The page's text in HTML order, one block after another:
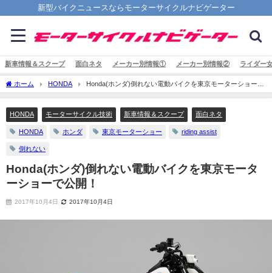
新型バイクニュースならモーターサイクルナビゲーター
新車情報＆スクープ 面白ネタ メーカー別情報① メーカー別情報② ライダー
ホーム HONDA
Honda(ホンダ)倒れない電動バイクを東京モーターショーで
公開！
HONDA モーターサイクル技術 新車情報＆スクープ 面白ネタ
HONDA ホンダ 東京モーターショー riding assist
倒れない
Honda(ホンダ)倒れない電動バイクを東京モータ
ーショーで公開！
2017年10月4日 2017年10月4日